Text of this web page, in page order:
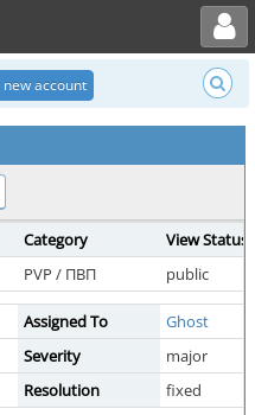
Toggle user menu
account
Category
View Status
PVP / ПВП public
Assigned To
Ghost
Severity
major
Resolution fixed